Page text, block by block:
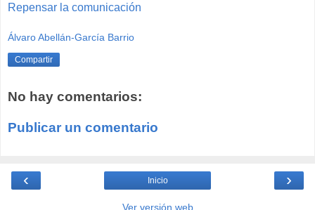
Repensar la comunicación
Álvaro Abellán-García Barrio
Compartir
No hay comentarios:
Publicar un comentario
‹ ›
Inicio
Ver versión web